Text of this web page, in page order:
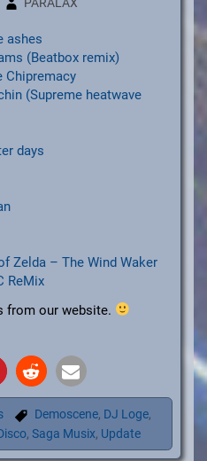
PARALAX
ashes
(Beatbox remix)
Chipremacy
(Supreme heatwave
days
Zelda – The Wind Waker
ReMix
from our website.
Demoscene, DJ Loge,
, Saga Musix, Update